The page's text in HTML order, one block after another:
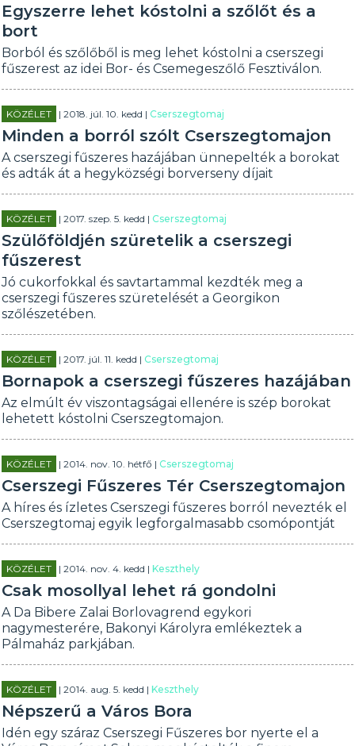
Egyszerre lehet kóstolni a szőlőt és a
bort
Borból és szőlőből is meg lehet kóstolni a cserszegi
fűszerest az idei Bor- és Csemegeszőlő Fesztiválon.
KÖZÉLET | 2018. júl. 10. kedd |Cserszegtomaj
Minden a borról szólt Cserszegtomajon
A cserszegi fűszeres hazájában ünnepelték a borokat
és adták át a hegyközségi borverseny díjait
KÖZÉLET | 2017. szep. 5. kedd |Cserszegtomaj
Szülőföldjén szüretelik a cserszegi
fűszerest
Jó cukorfokkal és savtartammal kezdték meg a
cserszegi fűszeres szüretelését a Georgikon
szőlészetében.
KÖZÉLET | 2017. júl. 11. kedd |Cserszegtomaj
Bornapok a cserszegi fűszeres hazájában
Az elmúlt év viszontagságai ellenére is szép borokat
lehetett kóstolni Cserszegtomajon.
KÖZÉLET | 2014. nov. 10. hétfő |Cserszegtomaj
Cserszegi Fűszeres Tér Cserszegtomajon
A híres és ízletes Cserszegi fűszeres borról nevezték el
Cserszegtomaj egyik legforgalmasabb csomópontját
KÖZÉLET | 2014. nov. 4. kedd |Keszthely
Csak mosollyal lehet rá gondolni
A Da Bibere Zalai Borlovagrend egykori
nagymesterére, Bakonyi Károlyra emlékeztek a
Pálmaház parkjában.
KÖZÉLET | 2014. aug. 5. kedd |Keszthely
Népszerű a Város Bora
Idén egy száraz Cserszegi Fűszeres bor nyerte el a